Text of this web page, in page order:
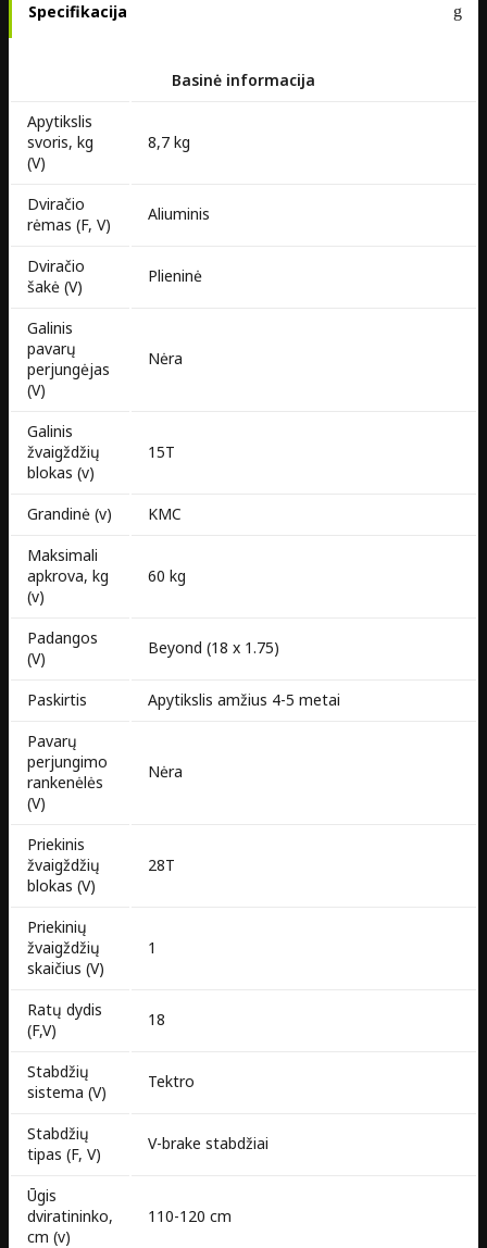
Specifikacija
Basinė informacija
Apytikslis
svoris, kg
(V)
8,7 kg
Dviračio
rėmas (F, V)
Aliuminis
Dviračio
šakė (V)
Plieninė
Galinis
pavarų
perjungėjas
(V)
Nėra
Galinis
žvaigždžių
blokas (v)
15T
Grandinė (v)
KMC
Maksimali
apkrova, kg
(v)
60 kg
Padangos
(V)
Beyond (18 x 1.75)
Paskirtis
Apytikslis amžius 4-5 metai
Pavarų
perjungimo
rankenėlės
(V)
Nėra
Priekinis
žvaigždžių
blokas (V)
28T
Priekinių
žvaigždžių
skaičius (V)
1
Ratų dydis
(F,V)
18
Stabdžių
sistema (V)
Tektro
Stabdžių
tipas (F, V)
V-brake stabdžiai
Ūgis
dviratininko,
cm (v)
110-120 cm